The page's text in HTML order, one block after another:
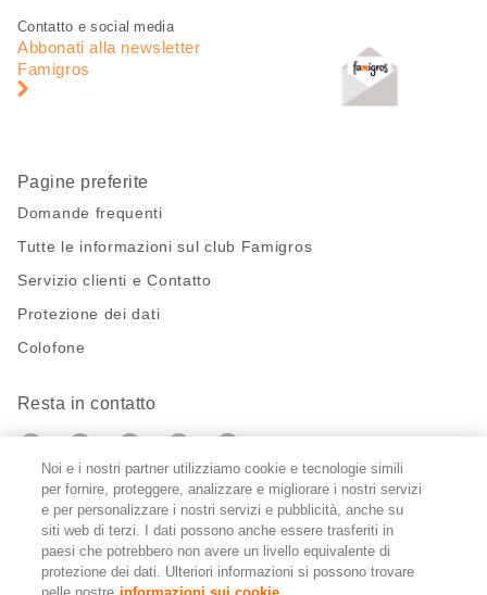
Piè
pagina
Navigazione
pagina
Contatto e social media
Abbonati alla newsletter
Famigros
Pagine preferite
Domande frequenti
Tutte le informazioni sul club Famigros
Servizio clienti e Contatto
Protezione dei dati
Colofone
Resta in contatto
https://twitter.com/migros?
https://www.youtube.com/user/
PinterestInstagram
Impostazioni cookie
FR IT
Noi e i nostri partner utilizziamo cookie e tecnologie simili
per fornire, proteggere, analizzare e migliorare i nostri servizi
e per personalizzare i nostri servizi e pubblicità, anche su
siti web di terzi. I dati possono anche essere trasferiti in
paesi che potrebbero non avere un livello equivalente di
protezione dei dati. Ulteriori informazioni si possono trovare